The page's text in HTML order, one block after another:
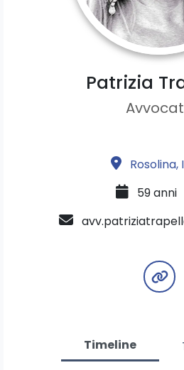
Patrizia
Rosolina,
59 anni
Timeline